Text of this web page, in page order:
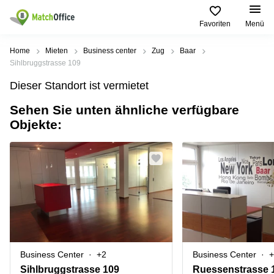
Favoriten Menü
Mieten / Vermieten
Produktseiten
Büro
Business
Virtuelle
Büros
Besprechungsräume
Beliebte
Städte
Coworking
Zürich
Coworking
Coworking
Basel
Coworking
Luzern
Coworking
Lugano
Beliebte
Suchanfragen
Leutschenbachstrasse
95 Zürich
Bahnhofplatz
Bahnhofstrasse
10 Zürich
Bahnhofstrasse
100 Zürich
Europaallee
41 Zürich
Hilfe
Über uns
Büro vermieten
Anmelden
Sprache wählen
French
Home Mieten Business center Zug
Baar
Sihlbruggstrasse 109
Dieser Standort ist vermietet
Sehen Sie unten ähnliche verfügbare
Objekte:
Business Center +2
Sihlbruggstrasse 109
Business Center
Ruessenstrasse